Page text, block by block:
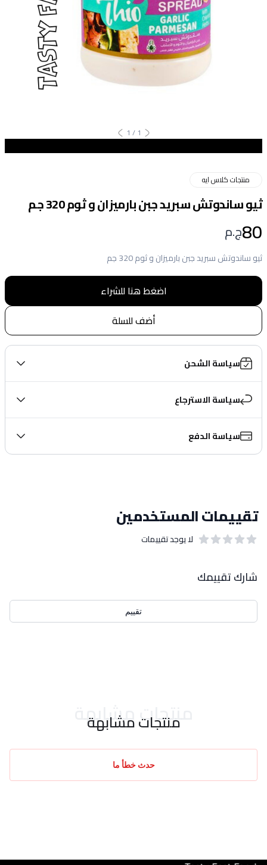
1
/
1
منتجات كلاس ايه
ثيو ساندوتش سبريد جبن بارميزان و ثوم 320 جم
80ج.م
ثيو ساندوتش سبريد جبن بارميزان و ثوم 320 جم
اضغط هنا للشراء
أضف للسلة
سياسة الشحن
سياسة الاسترجاع
سياسة الدفع
تقييمات المستخدمين
لا يوجد تقييمات
شارك تقييمك
تقييم
منتجات مشابهة
منتجات مشابهة
حدث خطأ ما